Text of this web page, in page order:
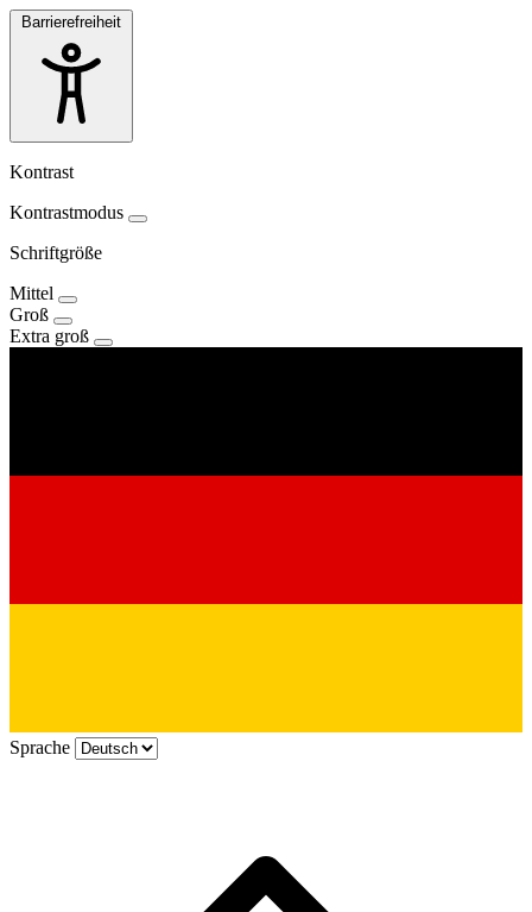
Barrierefreiheit
Kontrast
Kontrastmodus
Schriftgröße
Mittel
Groß
Extra groß
Sprache